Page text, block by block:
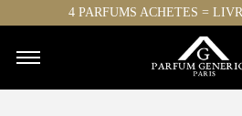
4 PARFUMS ACHETES =